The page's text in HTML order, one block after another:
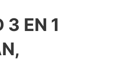
3 EN 1